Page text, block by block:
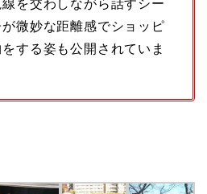
を交わしながら話すシー
微妙な距離感でショッピ
する姿も公開されていま